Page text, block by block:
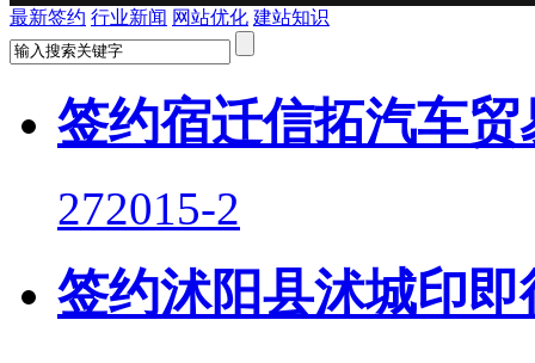
最新签约 行业新闻 网站优化 建站知识
签约宿迁信拓汽车
272015-2
签约沭阳县沭城印